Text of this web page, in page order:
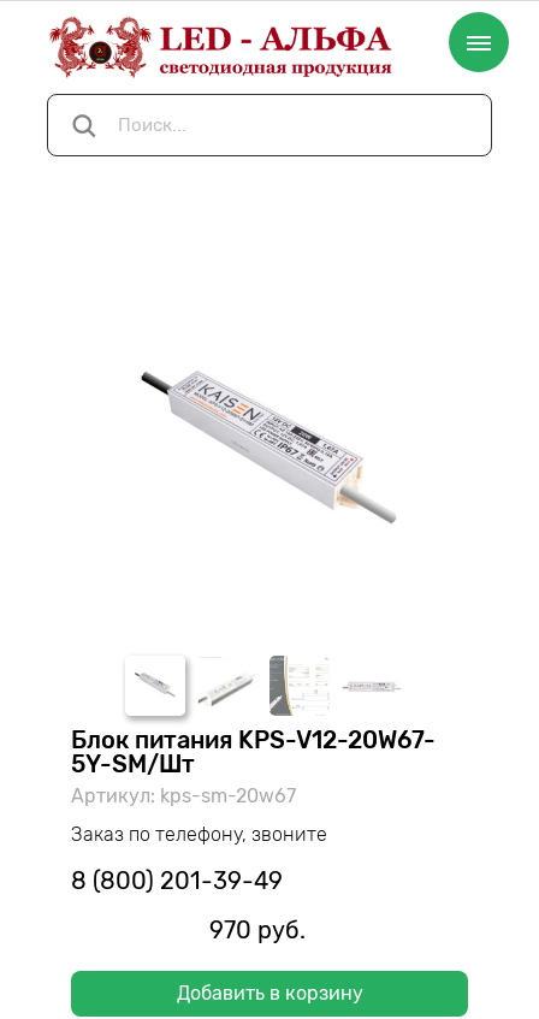
Блок питания KPS-V12-20W67-
5Y-SM/Шт
Артикул: kps-sm-20w67
970 руб.
Добавить в корзину
Заказ по телефону, звоните
8 (800) 201-39-49